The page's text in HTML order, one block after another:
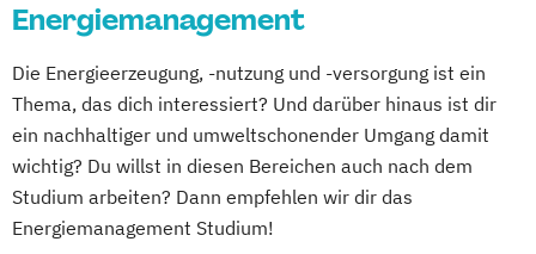
Logopädie Mechatronik
MedTech – Functional Imaging
Conventional & Ion Radiotherapy (EN)
Nachhaltige Produktion &
Kreislaufwirtschaft
Personal Organisation & Strategie
Wirtschaftsingenieurwesen
Energiemanagement
Die Energieerzeugung, -nutzung und -versorgung ist ein
Thema, das dich interessiert? Und darüber hinaus ist dir
ein nachhaltiger und umweltschonender Umgang damit
wichtig? Du willst in diesen Bereichen auch nach dem
Studium arbeiten? Dann empfehlen wir dir das
Energiemanagement Studium!